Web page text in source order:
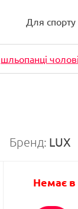
Для спорту
шльопанці
Бренд: LUX
Немає в